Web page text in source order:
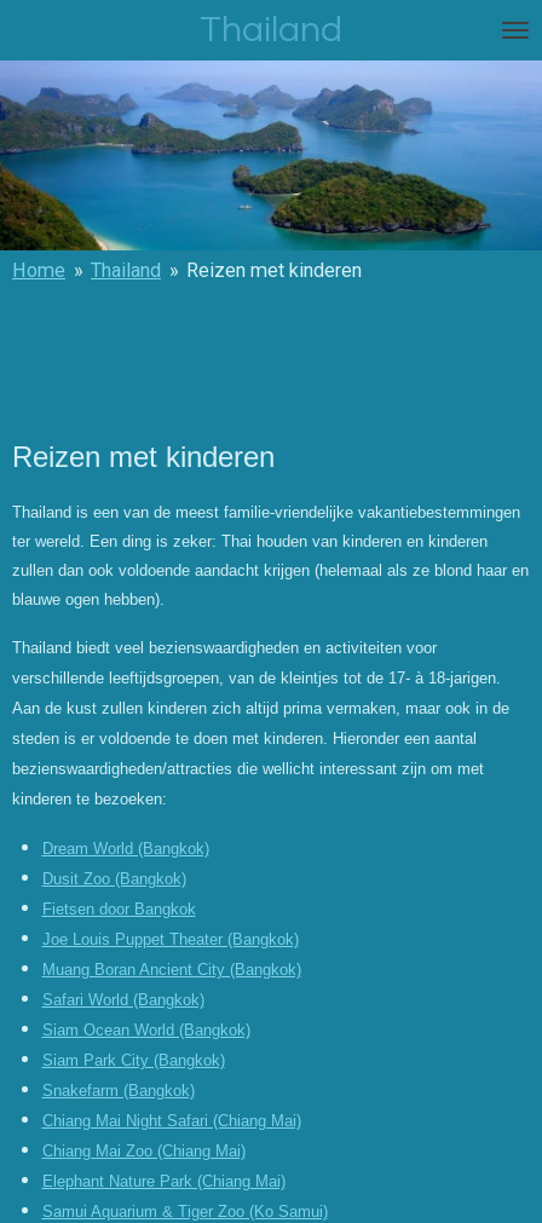
naar
de
hoofdinhoud
Thailand
Home » Thailand » Reizen met kinderen
Reizen met kinderen
Thailand is een van de meest familie-vriendelijke vakantiebestemmingen
ter wereld. Een ding is zeker: Thai houden van kinderen en kinderen
zullen dan ook voldoende aandacht krijgen (helemaal als ze blond haar en
blauwe ogen hebben).
Thailand biedt veel bezienswaardigheden en activiteiten voor
verschillende leeftijdsgroepen, van de kleintjes tot de 17- à 18-jarigen.
Aan de kust zullen kinderen zich altijd prima vermaken, maar ook in de
steden is er voldoende te doen met kinderen. Hieronder een aantal
bezienswaardigheden/attracties die wellicht interessant zijn om met
kinderen te bezoeken:
Dream World (Bangkok)
Dusit Zoo (Bangkok)
Fietsen door Bangkok
Joe Louis Puppet Theater (Bangkok)
Muang Boran Ancient City (Bangkok)
Safari World (Bangkok)
Siam Ocean World (Bangkok)
Siam Park City (Bangkok)
Snakefarm (Bangkok)
Chiang Mai Night Safari (Chiang Mai)
Chiang Mai Zoo (Chiang Mai)
Elephant Nature Park (Chiang Mai)
Samui Aquarium & Tiger Zoo (Ko Samui)